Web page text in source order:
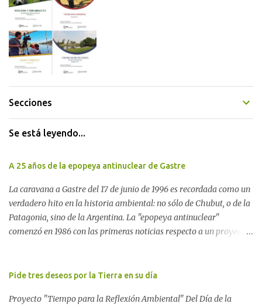
Secciones
Se está leyendo...
A 25 años de la epopeya antinuclear de Gastre
La caravana a Gastre del 17 de junio de 1996 es recordada como un
verdadero hito en la historia ambiental: no sólo de Chubut, o de la
Patagonia, sino de la Argentina. La "epopeya antinuclear"
comenzó en 1986 con las primeras noticias respecto a un proyecto
proyecto legislativo nacional al respecto. En este artículo, la
Movimiento Antinuclear de Chubut (MACH) liderada por Javier
Pide tres deseos por la Tierra en su día
Proyecto "Tiempo para la Reflexión Ambiental" Del Día de la